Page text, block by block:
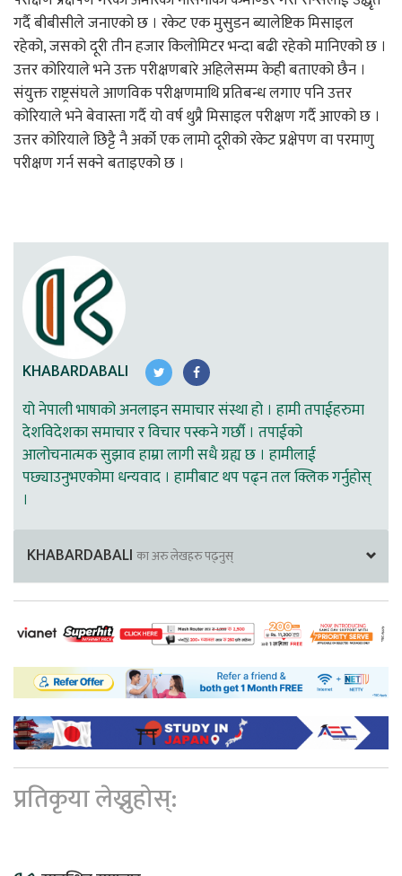
गर्दै बीबीसीले जनाएको छ । रकेट एक मुसुडन ब्यालेष्टिक मिसाइल
रहेको, जसको दूरी तीन हजार किलोमिटर भन्दा बढी रहेको मानिएको छ ।
उत्तर कोरियाले भने उक्त परीक्षणबारे अहिलेसम्म केही बताएको छैन ।
संयुक्त राष्ट्रसंघले आणविक परीक्षणमाथि प्रतिबन्ध लगाए पनि उत्तर
कोरियाले भने बेवास्ता गर्दै यो वर्ष थुप्रै मिसाइल परीक्षण गर्दै आएको छ ।
उत्तर कोरियाले छिट्टै नै अर्को एक लामो दूरीको रकेट प्रक्षेपण वा परमाणु
परीक्षण गर्न सक्ने बताइएको छ ।
KHABARDABALI
यो नेपाली भाषाको अनलाइन समाचार संस्था हो । हामी तपाईहरुमा
देशविदेशका समाचार र विचार पस्कने गर्छौ । तपाईको
आलोचनात्मक सुझाव हाम्रा लागी सधै ग्रह्य छ । हामीलाई
पछ्याउनुभएकोमा धन्यवाद । हामीबाट थप पढ्न तल क्लिक गर्नुहोस्
।
KHABARDABALI का अरु लेखहरु पढ्नुस्
प्रतिकृया लेख्नुहोस्: